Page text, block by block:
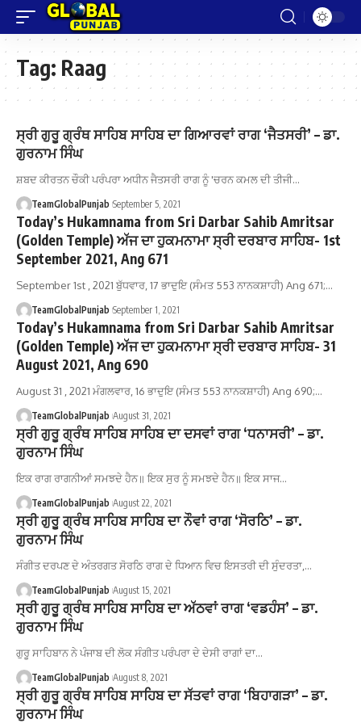
Tag: Raag
ਸ੍ਰੀ ਗੁਰੂ ਗ੍ਰੰਥ ਸਾਹਿਬ ਸਾਹਿਬ ਦਾ ਗਿਆਰਵਾਂ ਰਾਗ ‘ਜੈਤਸਰੀ’ – ਡਾ.
ਗੁਰਨਾਮ ਸਿੰਘ
ਸ਼ਬਦ ਕੀਰਤਨ ਚੌਕੀ ਪਰੰਪਰਾ ਅਧੀਨ ਜੈਤਸਰੀ ਰਾਗ ਨੂੰ 'ਚਰਨ ਕਮਲ ਦੀ ਤੀਜੀ…
TeamGlobalPunjab September 5, 2021
Today’s Hukamnama from Sri Darbar Sahib Amritsar
(Golden Temple) ਅੱਜ ਦਾ ਹੁਕਮਨਾਮਾ ਸ੍ਰੀ ਦਰਬਾਰ ਸਾਹਿਬ- 1st
September 2021, Ang 671
September 1st , 2021 ਬੁੱਧਵਾਰ, 17 ਭਾਦੁਇ (ਸੰਮਤ 553 ਨਾਨਕਸ਼ਾਹੀ) Ang 671;…
TeamGlobalPunjab September 1, 2021
Today’s Hukamnama from Sri Darbar Sahib Amritsar
(Golden Temple) ਅੱਜ ਦਾ ਹੁਕਮਨਾਮਾ ਸ੍ਰੀ ਦਰਬਾਰ ਸਾਹਿਬ- 31
August 2021, Ang 690
August 31 , 2021 ਮੰਗਲਵਾਰ, 16 ਭਾਦੁਇ (ਸੰਮਤ 553 ਨਾਨਕਸ਼ਾਹੀ) Ang 690;…
TeamGlobalPunjab August 31, 2021
ਸ੍ਰੀ ਗੁਰੂ ਗ੍ਰੰਥ ਸਾਹਿਬ ਸਾਹਿਬ ਦਾ ਦਸਵਾਂ ਰਾਗ ‘ਧਨਾਸਰੀ’ – ਡਾ.
ਗੁਰਨਾਮ ਸਿੰਘ
ਇਕ ਰਾਗ ਰਾਗਨੀਆਂ ਸਮਝਦੇ ਹੈਨ॥ ਇਕ ਸੁਰ ਨੂੰ ਸਮਝਦੇ ਹੈਨ॥ ਇਕ ਸਾਜ…
TeamGlobalPunjab August 22, 2021
ਸ੍ਰੀ ਗੁਰੂ ਗ੍ਰੰਥ ਸਾਹਿਬ ਸਾਹਿਬ ਦਾ ਨੌਵਾਂ ਰਾਗ ‘ਸੋਰਠਿ’ – ਡਾ.
ਗੁਰਨਾਮ ਸਿੰਘ
ਸੰਗੀਤ ਦਰਪਣ ਦੇ ਅੰਤਰਗਤ ਸੋਰਠਿ ਰਾਗ ਦੇ ਧਿਆਨ ਵਿਚ ਇਸਤਰੀ ਦੀ ਸੁੰਦਰਤਾ,…
TeamGlobalPunjab August 15, 2021
ਸ੍ਰੀ ਗੁਰੂ ਗ੍ਰੰਥ ਸਾਹਿਬ ਸਾਹਿਬ ਦਾ ਅੱਠਵਾਂ ਰਾਗ ‘ਵਡਹੰਸ’ – ਡਾ.
ਗੁਰਨਾਮ ਸਿੰਘ
ਗੁਰੂ ਸਾਹਿਬਾਨ ਨੇ ਪੰਜਾਬ ਦੀ ਲੋਕ ਸੰਗੀਤ ਪਰੰਪਰਾ ਦੇ ਦੇਸੀ ਰਾਗਾਂ ਦਾ…
TeamGlobalPunjab August 8, 2021
ਸ੍ਰੀ ਗੁਰੂ ਗ੍ਰੰਥ ਸਾਹਿਬ ਸਾਹਿਬ ਦਾ ਸੱਤਵਾਂ ਰਾਗ ‘ਬਿਹਾਗੜਾ’ – ਡਾ.
ਗੁਰਨਾਮ ਸਿੰਘ